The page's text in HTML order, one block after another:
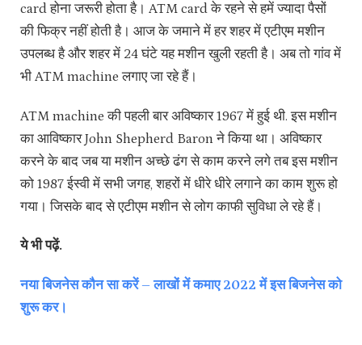
card होना जरूरी होता है। ATM card के रहने से हमें ज्यादा पैसों
की फिक्र नहीं होती है। आज के जमाने में हर शहर में एटीएम मशीन
उपलब्ध है और शहर में 24 घंटे यह मशीन खुली रहती है। अब तो गांव में
भी ATM machine लगाए जा रहे हैं।
ATM machine की पहली बार अविष्कार 1967 में हुई थी. इस मशीन
का आविष्कार John Shepherd Baron ने किया था। अविष्कार
करने के बाद जब या मशीन अच्छे ढंग से काम करने लगे तब इस मशीन
को 1987 ईस्वी में सभी जगह, शहरों में धीरे धीरे लगाने का काम शुरू हो
गया। जिसके बाद से एटीएम मशीन से लोग काफी सुविधा ले रहे हैं।
ये भी पढ़ें.
नया बिजनेस कौन सा करें – लाखों में कमाए 2022 में इस बिजनेस को
शुरू कर।